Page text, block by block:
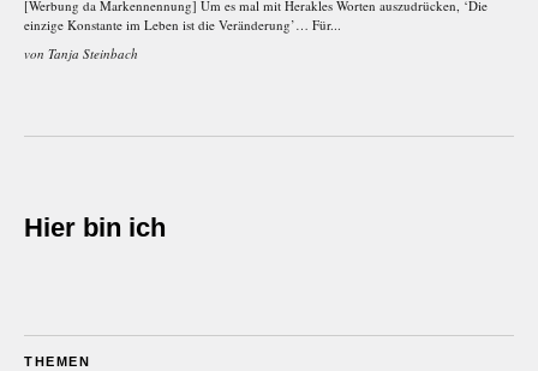
[Werbung da Markennennung] Um es mal mit Herakles Worten auszudrücken, ‘Die
einzige Konstante im Leben ist die Veränderung’… Für...
von Tanja Steinbach
Hier bin ich
THEMEN